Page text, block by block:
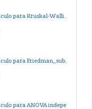
JA_ART080 artículo para Kruskal-Wallis_sub_eus